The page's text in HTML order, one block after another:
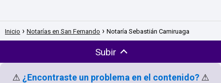
Inicio Notarías en San Fernando Notaría Sebastián Camiruaga
Subir
⚠ ¿Encontraste un problema en el contenido? ⚠